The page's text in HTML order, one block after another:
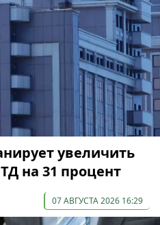
увеличить
на 31 процент
07 АВГУСТА 2026 16:29